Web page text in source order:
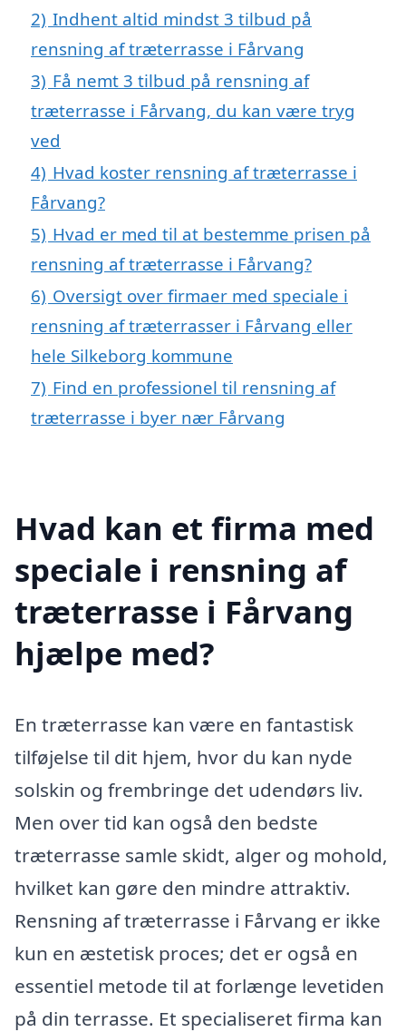
2) Indhent altid mindst 3 tilbud på
rensning af træterrasse i Fårvang
3) Få nemt 3 tilbud på rensning af
træterrasse i Fårvang, du kan være tryg
ved
4) Hvad koster rensning af træterrasse i
Fårvang?
5) Hvad er med til at bestemme prisen på
rensning af træterrasse i Fårvang?
6) Oversigt over firmaer med speciale i
rensning af træterrasser i Fårvang eller
hele Silkeborg kommune
7) Find en professionel til rensning af
træterrasse i byer nær Fårvang
Hvad kan et firma med
speciale i rensning af
træterrasse i Fårvang
hjælpe med?
En træterrasse kan være en fantastisk
tilføjelse til dit hjem, hvor du kan nyde
solskin og frembringe det udendørs liv.
Men over tid kan også den bedste
træterrasse samle skidt, alger og mohold,
hvilket kan gøre den mindre attraktiv.
Rensning af træterrasse i Fårvang er ikke
kun en æstetisk proces; det er også en
essentiel metode til at forlænge levetiden
på din terrasse. Et specialiseret firma kan